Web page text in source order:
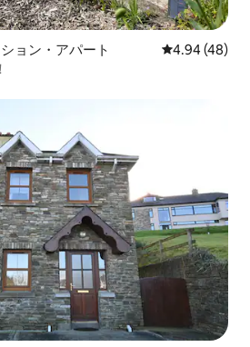
ョン・アパート レビュー48
4.94 (48)
です。